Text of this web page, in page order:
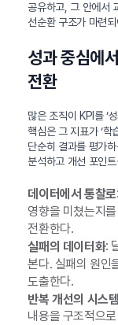
공유하고, 그 안에서
선순환 구조가 마련
성과 중심에
전환
많은 조직이 KPI를 ‘
핵심은 그 지표가 ‘학
단순히 결과를 평가
분석하고 개선 포인
데이터에서 통찰로
영향을 미쳤는지
전환한다.
실패의 데이터화:
본다. 실패의 원인
도출한다.
반복 개선의 시스
내용을 구조적으